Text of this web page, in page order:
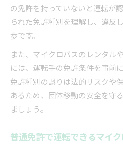
の免許を持っていないと運転が
られた免許種別を理解し、違反
歩です。
また、マイクロバスのレンタル
には、運転手の免許条件を事前
免許種別の誤りは法的リスクや
あるため、団体移動の安全を守
ましょう。
普通免許で運転できるマイ